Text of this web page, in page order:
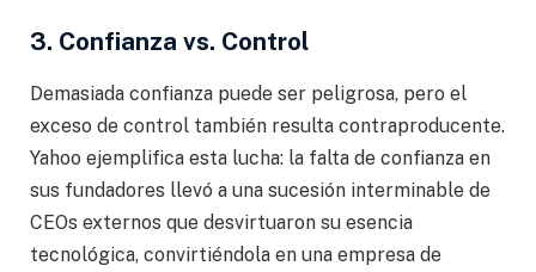
3. Confianza vs. Control
Demasiada confianza puede ser peligrosa, pero el
exceso de control también resulta contraproducente.
Yahoo ejemplifica esta lucha: la falta de confianza en
sus fundadores llevó a una sucesión interminable de
CEOs externos que desvirtuaron su esencia
tecnológica, convirtiéndola en una empresa de